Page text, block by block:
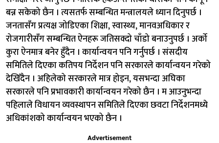
बन्न सकेको छैन । त्यसतर्फ सम्बन्धित मन्त्रालयले ध्यान दिनुपर्छ ।
जनतासँग प्रत्यक्ष जोडिएका शिक्षा, स्वास्थ्य, मानवअधिकार र
रोजगारीसँग सम्बन्धित ऐनहरू जतिसक्दो चाँडो बनाउनुपर्छ । अर्को
कुरा ऐनमात्र बनेर हुँदैन । कार्यान्वयन पनि गर्नुपर्छ । संसदीय
समितिले दिएका कतिपय निर्देशन पनि सरकारले कार्यान्वयन गरेको
देखिँदैन । अहिलेको सरकारले मात्र होइन, यसभन्दा अघिका
सरकारले पनि प्रभावकारी कार्यान्वयन गरेको छैन । म आउनुभन्दा
पहिलाले विधायन व्यवस्थापन समितिले दिएका छवटा निर्देशनमध्ये
अधिकांशको कार्यान्वयन भएको छैन ।
Advertisement